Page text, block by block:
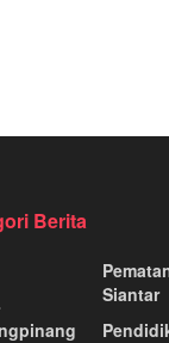
Berita
Siantar